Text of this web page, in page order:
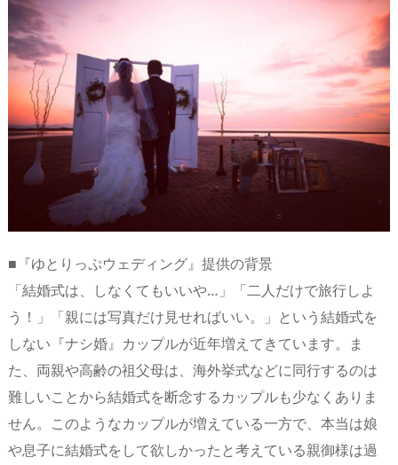
■『ゆとりっぷウェディング』提供の背景
「結婚式は、しなくてもいいや…」「二人だけで旅行しよ
う！」「親には写真だけ見せればいい。」という結婚式を
しない『ナシ婚』カップルが近年増えてきています。ま
た、両親や高齢の祖父母は、海外挙式などに同行するのは
難しいことから結婚式を断念するカップルも少なくありま
せん。このようなカップルが増えている一方で、本当は娘
や息子に結婚式をして欲しかったと考えている親御様は過